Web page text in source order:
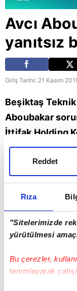
Rıza
"Sitelerimizde
yürütülmesi
Bu çerezler,
tanımlayarak
Reddet
Avcı
yanıtsız
Giriş Tarihi: 21 Kasım
Beşiktaş
Aboubakar
İttifak Holding
yakaladıkları
istediklerini